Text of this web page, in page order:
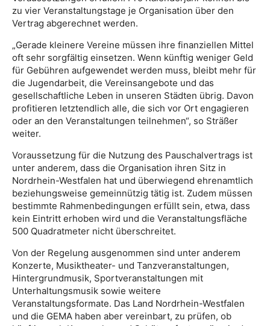
zu vier Veranstaltungstage je Organisation über den
Vertrag abgerechnet werden.
„Gerade kleinere Vereine müssen ihre finanziellen Mittel
oft sehr sorgfältig einsetzen. Wenn künftig weniger Geld
für Gebühren aufgewendet werden muss, bleibt mehr für
die Jugendarbeit, die Vereinsangebote und das
gesellschaftliche Leben in unseren Städten übrig. Davon
profitieren letztendlich alle, die sich vor Ort engagieren
oder an den Veranstaltungen teilnehmen“, so Sträßer
weiter.
Voraussetzung für die Nutzung des Pauschalvertrags ist
unter anderem, dass die Organisation ihren Sitz in
Nordrhein-Westfalen hat und überwiegend ehrenamtlich
beziehungsweise gemeinnützig tätig ist. Zudem müssen
bestimmte Rahmenbedingungen erfüllt sein, etwa, dass
kein Eintritt erhoben wird und die Veranstaltungsfläche
500 Quadratmeter nicht überschreitet.
Von der Regelung ausgenommen sind unter anderem
Konzerte, Musiktheater- und Tanzveranstaltungen,
Hintergrundmusik, Sportveranstaltungen mit
Unterhaltungsmusik sowie weitere
Veranstaltungsformate. Das Land Nordrhein-Westfalen
und die GEMA haben aber vereinbart, zu prüfen, ob